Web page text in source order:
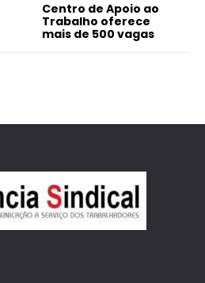
Centro de Apoio ao
Trabalho oferece
mais de 500 vagas